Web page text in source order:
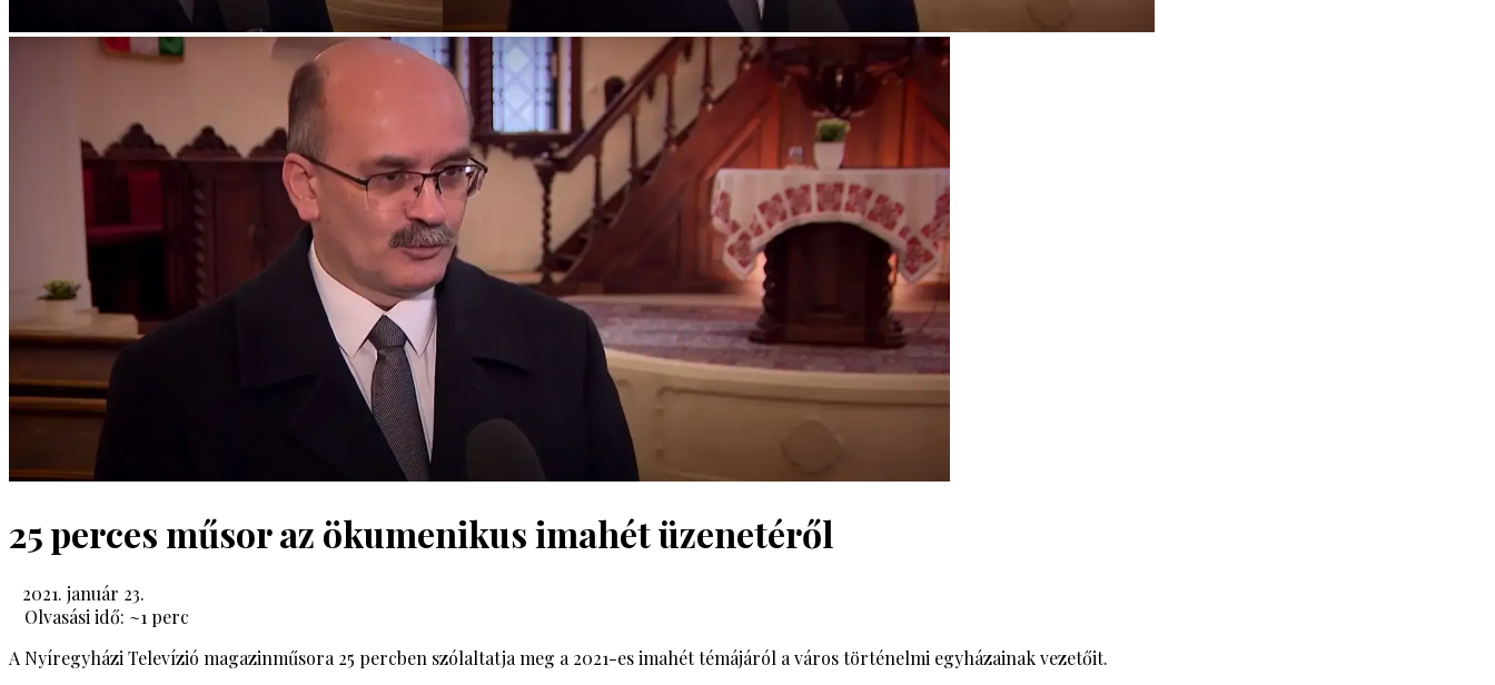
25 perces műsor az ökumenikus imahét üzenetéről
2021. január 23.
Olvasási idő: ~1 perc
A Nyíregyházi Televízió magazinműsora 25 percben szólaltatja meg a 2021-es imahét témájáról a város történelmi egyházainak vezetőit.